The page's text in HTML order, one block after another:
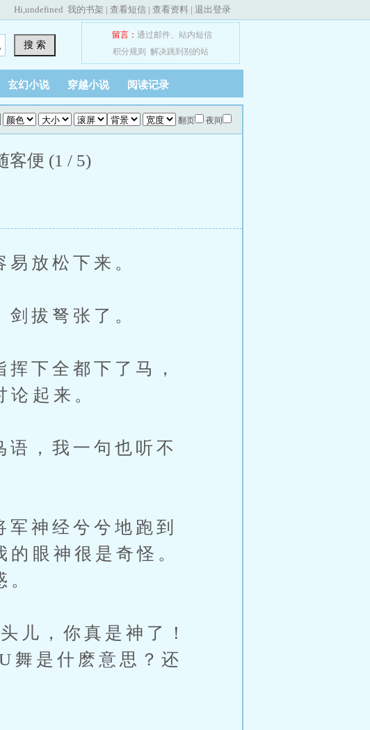
Hi,undefined 我的书架 | 查看短信 | 查看资料 | 退出登录
搜 索
留言： 通过邮件、 站内短信
积分规则
解决跳到别的站
玄幻小说 穿越小说 阅读记录
翻页 夜间
客便 (1 / 5)
放松下来。
拔弩张了。
下全都下了马，
起来。
，我一句也听不
神经兮兮地跑到
眼神很是奇怪。
，你真是神了！
舞是什麽意思？还